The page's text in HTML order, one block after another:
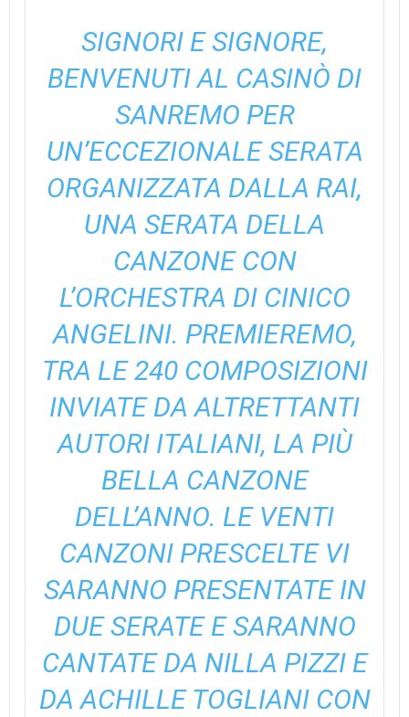
SIGNORI E SIGNORE,
BENVENUTI AL CASINÒ DI
SANREMO PER
UN’ECCEZIONALE SERATA
ORGANIZZATA DALLA RAI,
UNA SERATA DELLA
CANZONE CON
L’ORCHESTRA DI CINICO
ANGELINI. PREMIEREMO,
TRA LE 240 COMPOSIZIONI
INVIATE DA ALTRETTANTI
AUTORI ITALIANI, LA PIÙ
BELLA CANZONE
DELL’ANNO. LE VENTI
CANZONI PRESCELTE VI
SARANNO PRESENTATE IN
DUE SERATE E SARANNO
CANTATE DA NILLA PIZZI E
DA ACHILLE TOGLIANI CON